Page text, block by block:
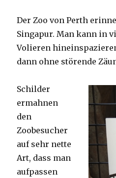
Der Zoo von Perth
Singapur. Man kann in
Volieren
dann ohne störende
Schilder
ermahnen
den
Zoobesucher
auf sehr nette
Art, dass man
aufpassen